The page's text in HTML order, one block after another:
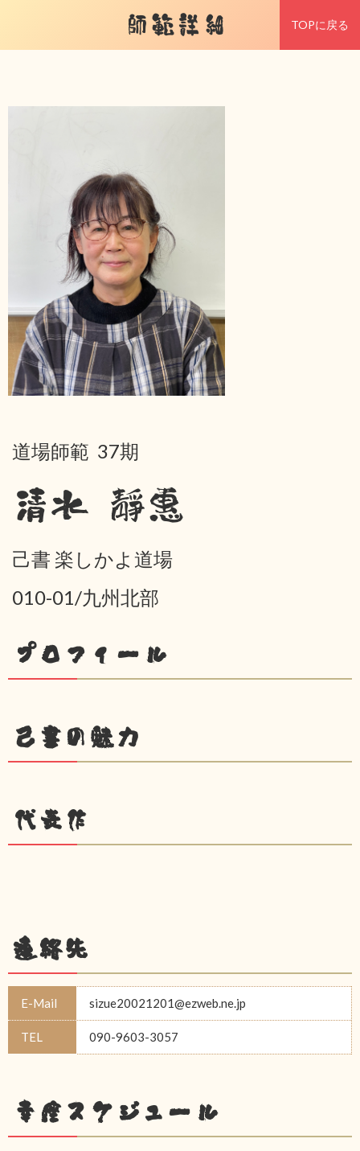
師範詳細 TOPに戻る
道場師範 37期
清水 靜惠
己書 楽しかよ道場
010-01/九州北部
プロフィール
己書の魅力
代表作
連絡先
E-Mail sizue20021201@ezweb.ne.jp
TEL 090-9603-3057
幸座スケジュール